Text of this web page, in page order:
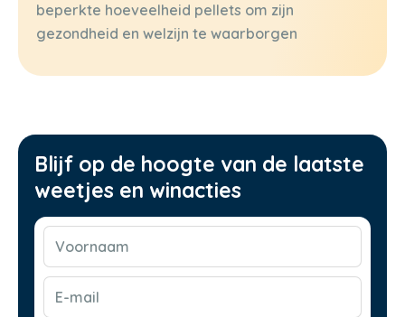
beperkte hoeveelheid pellets om zijn
gezondheid en welzijn te waarborgen
Blijf op de hoogte van de laatste
weetjes en winacties
Voornaam
E-
mail